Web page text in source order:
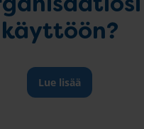
käyttöön?
Lue lisää